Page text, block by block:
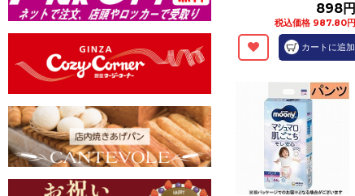
898円
税込価格 987.80円
カートに追加